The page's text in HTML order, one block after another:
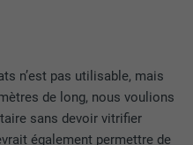
n’est pas utilisable, mais
de long, nous voulions
sans devoir vitrifier
également permettre de
votre session
américains compris) »
le site Internet est utilisé.
pour améliorer l'expérience